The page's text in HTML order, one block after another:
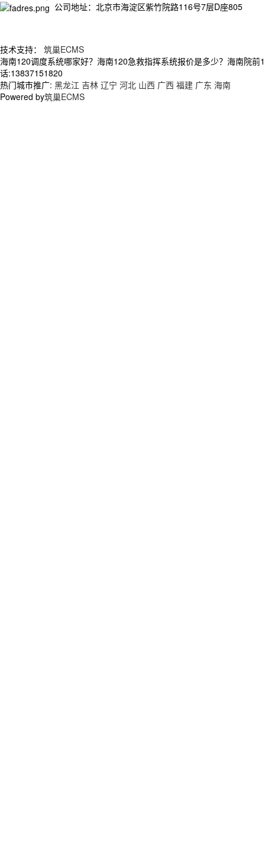
公司地址：北京市海淀区紫竹院路116号7层D座805
技术支持： 筑巢ECMS
海南120调度系统哪家好？海南120急救指挥系统报价是多少？海南院
话:13837151820
热门城市推广: 黑龙江 吉林 辽宁 河北 山西 广西 福建 广东 海南
Powered by筑巢ECMS